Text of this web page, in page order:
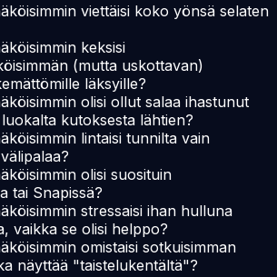
viettäisi koko yönsä selaten
keksisi
(mutta uskottavan)
läksyille?
olisi ollut salaa ihastunut
kutoksesta lähtien?
lintaisi tunnilta vain
olisi suosituin
tai Snapissä?
stressaisi ihan hulluna
vaikka se olisi helppo?
omistaisi sotkuisimman
näyttää "taistelukentältä"?